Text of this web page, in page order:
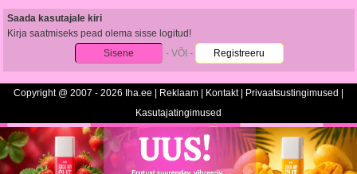
Saada kasutajale kiri
Kirja saatmiseks pead olema sisse logitud!
Sisene
- VÕI - Registreeru
Copyright @ 2007 - 2026 Iha.ee | Reklaam Kontakt| Privaatsustingimused
Kasutajatingimused